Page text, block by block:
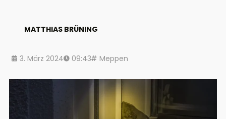
MATTHIAS BRÜNING
3. März 2024 09:43 Meppen